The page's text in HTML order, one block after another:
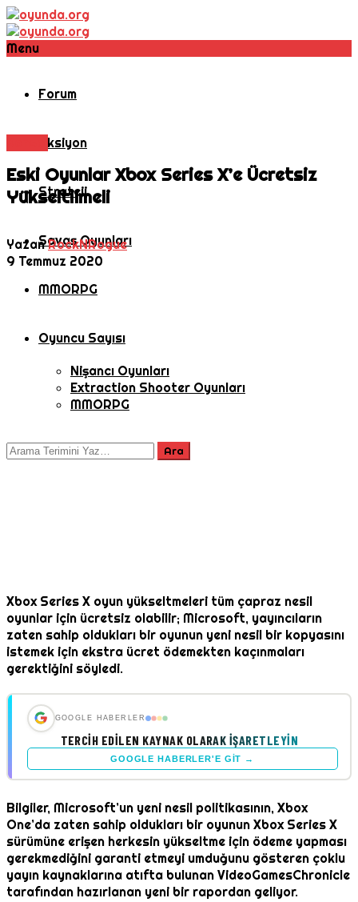
Menu
Forum
Aksiyon
Strateji
Savaş Oyunları
MMORPG
Oyuncu Sayısı
Nişancı Oyunları
Extraction Shooter Oyunları
MMORPG
Eski Oyunlar Xbox Series X’e Ücretsiz
Yükseltilmeli
YazanRockNRogue
9 Temmuz 2020
Xbox Series X oyun yükseltmeleri tüm çapraz nesil
oyunlar için ücretsiz olabilir; Microsoft, yayıncıların
zaten sahip oldukları bir oyunun yeni nesil bir kopyasını
istemek için ekstra ücret ödemekten kaçınmaları
gerektiğini söyledi.
GOOGLE HABERLER
TERCIH EDILEN KAYNAK OLARAK İŞARETLEYIN
GOOGLE HABERLER'E GIT →
Bilgiler, Microsoft’un yeni nesil politikasının, Xbox
One’da zaten sahip oldukları bir oyunun Xbox Series X
sürümüne erişen herkesin yükseltme için ödeme yapması
gerekmediğini garanti etmeyi umduğunu gösteren çoklu
yayın kaynaklarına atıfta bulunan VideoGamesChronicle
tarafından hazırlanan yeni bir rapordan geliyor.